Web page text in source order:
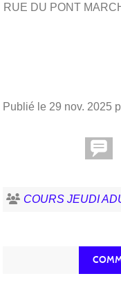
RUE DU PONT
Publié le 29 nov. 2025
COURS JEUDI